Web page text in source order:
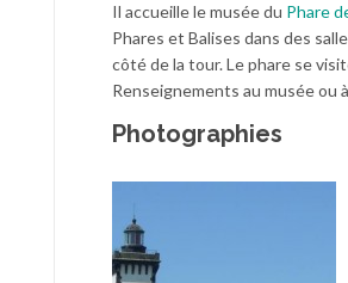
Il accueille le musée du Phare
Phares et Balises dans des
côté de la tour. Le phare se
Renseignements au musée ou
Photographies